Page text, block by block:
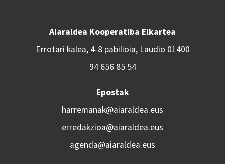
Aiaraldea Kooperatiba Elkartea
Errotari kalea, 4-8 pabilioia, Laudio 01400
94 656 85 54
Epostak
harremanak@aiaraldea.eus
erredakzioa@aiaraldea.eus
agenda@aiaraldea.eus